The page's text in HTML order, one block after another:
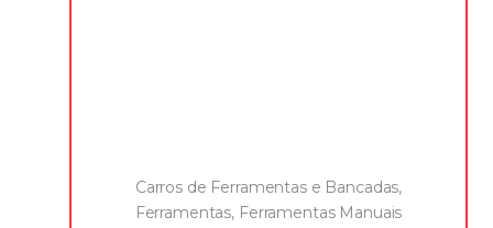
Carros de Ferramentas e Bancadas,
Ferramentas, Ferramentas Manuais